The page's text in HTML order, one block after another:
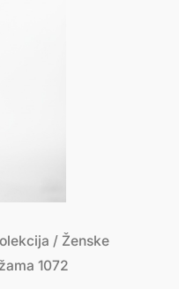
/ Ženske
1072